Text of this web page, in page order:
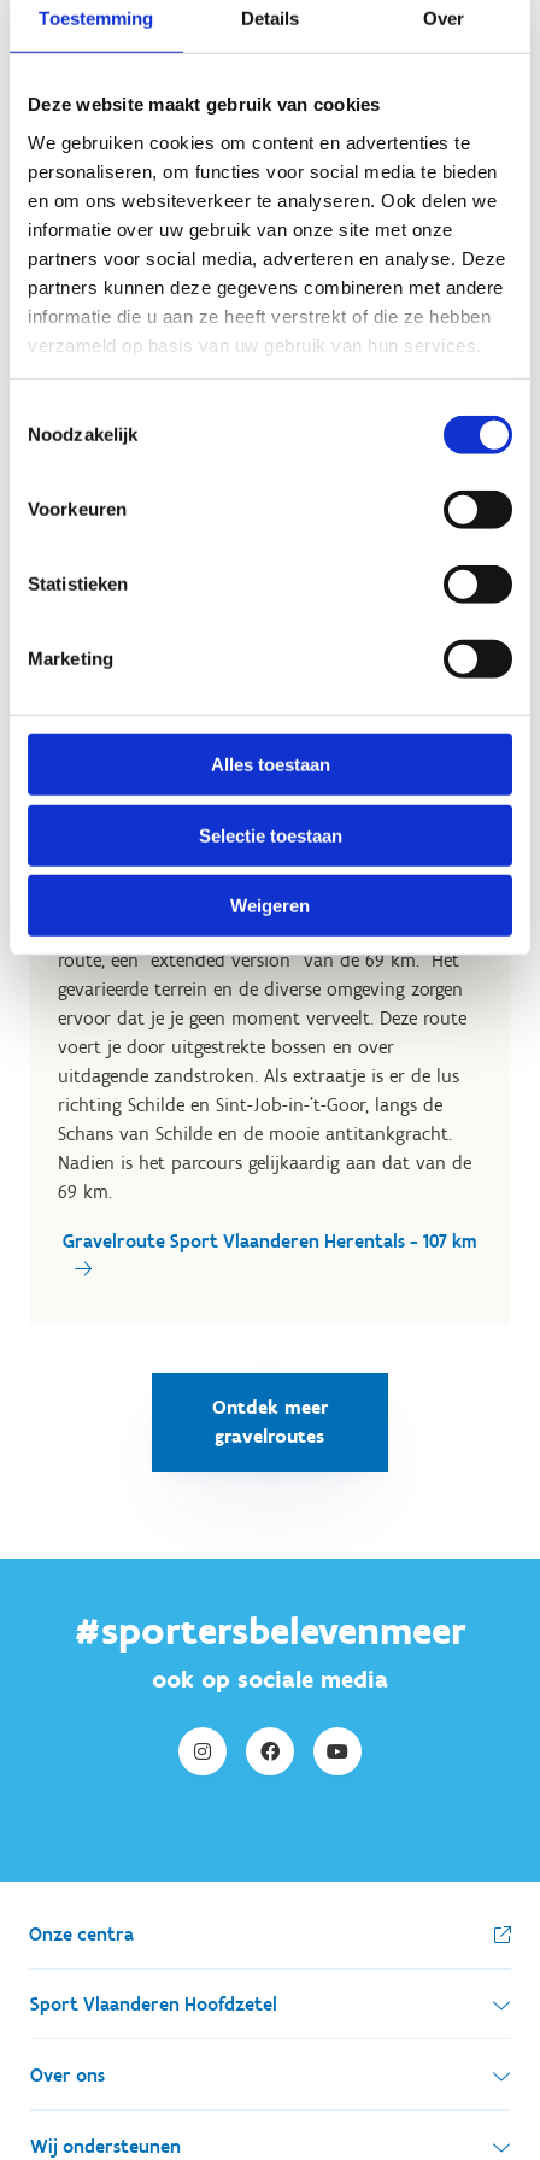
Toestemming Details Over
Deze website maakt gebruik van cookies
We gebruiken cookies om content en advertenties te
personaliseren, om functies voor social media te bieden
en om ons websiteverkeer te analyseren. Ook delen we
informatie over uw gebruik van onze site met onze
partners voor social media, adverteren en analyse. Deze
partners kunnen deze gegevens combineren met andere
informatie die u aan ze heeft verstrekt of die ze hebben
verzameld op basis van uw gebruik van hun services.
Noodzakelijk
Voorkeuren
Statistieken
Marketing
Alles toestaan
Selectie toestaan
Weigeren
graveltocht van 69 km fietst de andere kant uit, in
natuurgebied Lovenhoek. Vervolgens trek je nog
wat dieper de Kempen in richting de Visbeekvalei,
de Lilse Bergen, Rielenbroek, het Koningsbos en de
Witte Bergen. Via Kasterlee zet je opnieuw koers
richting de Kempische Heuvelrug en het Zwart
Water.
Gravelroute Sport Vlaanderen Herentals - 69 km
Onze langste gravelroute: 107
Getest en goedgekeurd door GRAAF!
uitdaging nodig? Dan kies je beter voor de derde
route, een "extended version" van de 69 km. Het
gevarieerde terrein en de diverse omgeving zorgen
ervoor dat je je geen moment verveelt. Deze route
voert je door uitgestrekte bossen en over
uitdagende zandstroken. Als extraatje is er de lus
richting Schilde en Sint-Job-in-'t-Goor, langs de
Schans van Schilde en de mooie antitankgracht.
Nadien is het parcours gelijkaardig aan dat van de
69 km.
Gravelroute Sport Vlaanderen Herentals - 107 km
Ontdek meer
gravelroutes
#sportersbelevenmeer
ook op sociale media
Onze centra
Sport Vlaanderen Hoofdzetel
Simon Bolivarlaan 17
1000 Brussel
Over ons
Wie zijn we, wat doen we
Wij ondersteunen